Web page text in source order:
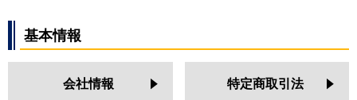
基本情報
会社情報 特定商取引法